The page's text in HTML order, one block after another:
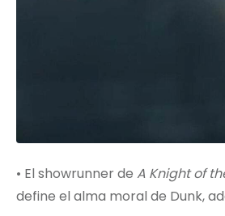
• El showrunner de A Knight of
define el alma moral de Dunk,